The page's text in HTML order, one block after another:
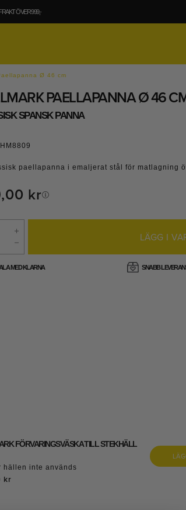
ÖVER 999,-
Ø 46 cm
PAELLAPANNA Ø 46
SPANSK PANNA
HM8809
paellapanna i emaljerat stål för matlagning
kr
LÄGG I
MED KLARNA SNABB
FÖRVARINGSVÄSKA TILL STEKHÄLL
hällen inte används
kr